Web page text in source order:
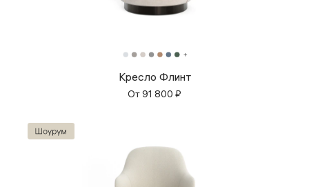
Кресло Флинт
От91 800 ₽